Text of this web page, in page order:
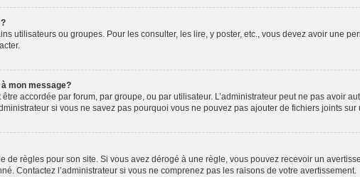
utilisateurs ou groupes. Pour les consulter, les lire, y poster, etc., vous devez avoir une
mon message?
accordée par forum, par groupe, ou par utilisateur. L’administrateur peut ne pas avoir
si vous ne savez pas pourquoi vous ne pouvez pas ajouter de fichiers joints sur
règles pour son site. Si vous avez dérogé à une règle, vous pouvez recevoir un
Contactez l’administrateur si vous ne comprenez pas les raisons de votre avertissement.